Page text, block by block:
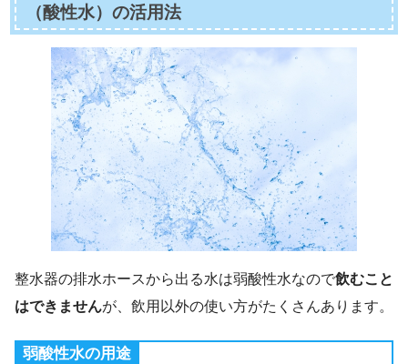
（酸性水）の活用法
整水器の排水ホースから出る水は弱酸性水なので飲むこと
はできませんが、飲用以外の使い方がたくさんあります。
弱酸性水の用途